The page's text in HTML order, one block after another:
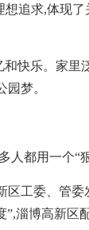
追求,体现
乐。家里
梦。
都用一个“狠
工委、管委
淄博高新区